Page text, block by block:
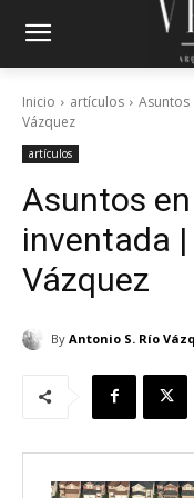
Inicio artículos
Asuntos
Vázquez
artículos
Asuntos
inventada
Vázquez
By Antonio S. Río